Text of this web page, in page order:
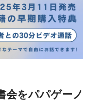
会をパパゲーノ